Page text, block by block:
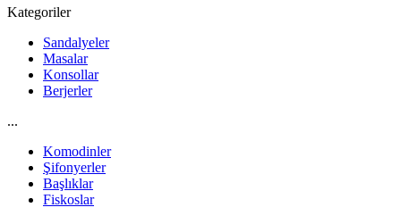
Kategoriler
Sandalyeler
Masalar
Konsollar
Berjerler
...
Komodinler
Şifonyerler
Başlıklar
Fiskoslar